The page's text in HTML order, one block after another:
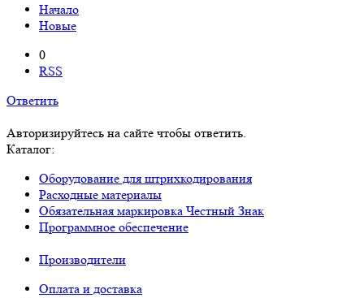
Начало
Новые
0
RSS
Ответить
Авторизируйтесь на сайте чтобы ответить.
Каталог:
Оборудование для штрихкодирования
Расходные материалы
Обязательная маркировка Честный Знак
Программное обеспечение
Производители
Оплата и доставка